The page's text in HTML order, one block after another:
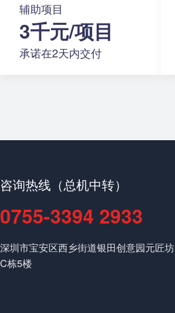
辅助项目
3千元/项目
承诺在2天内交付
咨询热线（总机中转）
0755-3394 2933
深圳市宝安区西乡街道银田创意园元匠坊
C栋5楼